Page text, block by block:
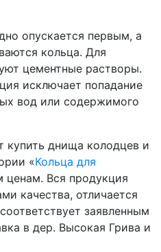
опускается первым, а
кольца. Для
цементные растворы.
исключает попадание
вод или содержимого
купить днища колодцев и
«Кольца для
ценам. Вся продукция
качества, отличается
заявленным
в дер. Высокая Грива и